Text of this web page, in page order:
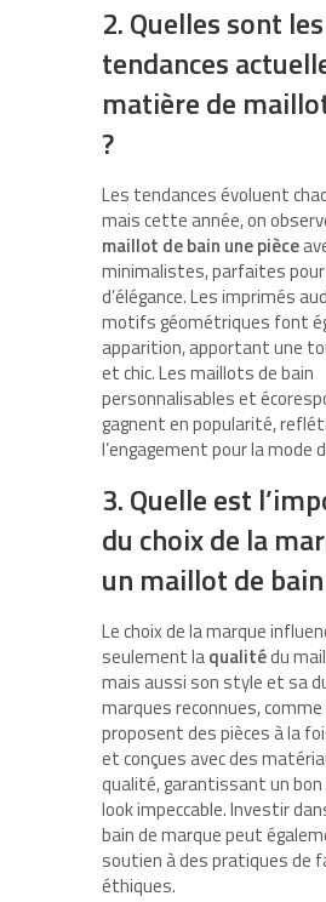
2. Quelles sont les
tendances
matière de
?
Les tendances évoluent
mais cette année, on
maillot de bain une pièce
minimalistes, parfaites
d’élégance. Les imprimés
motifs géométriques font
apparition, apportant une
et chic. Les maillots de bain
personnalisables et
gagnent en popularité,
l’engagement pour la mode
3. Quelle est
du choix de la
un maillot de
Le choix de la marque
seulement laqualitédu
mais aussi son style et sa
marques reconnues,
proposent des pièces à la
et conçues avec des
qualité, garantissant un
look impeccable. Investir
bain de marque peut
soutien à des pratiques de
éthiques.